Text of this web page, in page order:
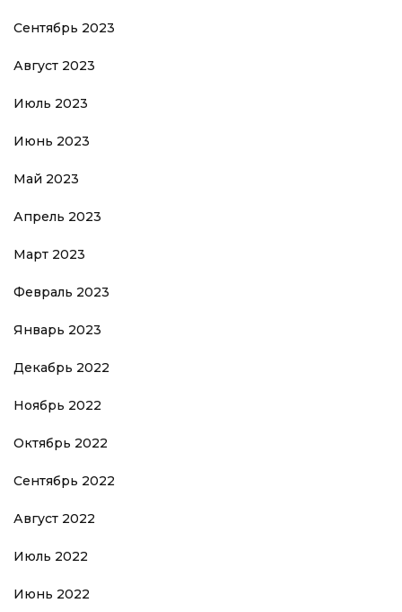
Сентябрь 2023
Август 2023
Июль 2023
Июнь 2023
Май 2023
Апрель 2023
Март 2023
Февраль 2023
Январь 2023
Декабрь 2022
Ноябрь 2022
Октябрь 2022
Сентябрь 2022
Август 2022
Июль 2022
Июнь 2022